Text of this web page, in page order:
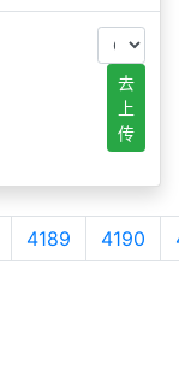
去
上
传
4189 4190